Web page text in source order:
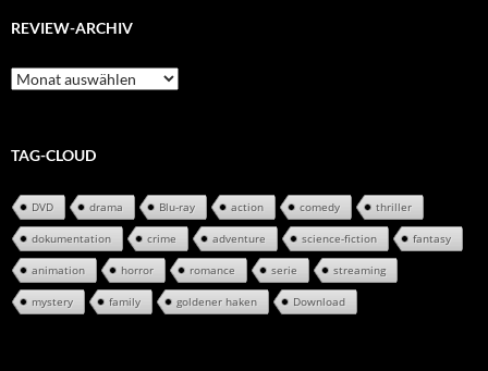
REVIEW-ARCHIV
Review-
Archiv
TAG-CLOUD
DVD drama Blu-ray action comedy thriller
dokumentation crime adventure science-fiction fantasy
animation horror romance serie streaming
mystery family goldener haken Download